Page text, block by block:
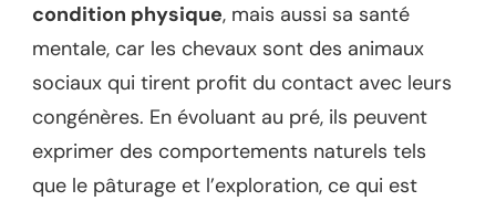
condition physique, mais aussi sa santé
mentale, car les chevaux sont des animaux
sociaux qui tirent profit du contact avec leurs
congénères. En évoluant au pré, ils peuvent
exprimer des comportements naturels tels
que le pâturage et l’exploration, ce qui est